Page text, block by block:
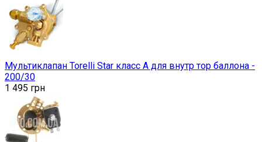
Мультиклапан Torelli Star класс А для внутр тор баллона -
200/30
1 495 грн